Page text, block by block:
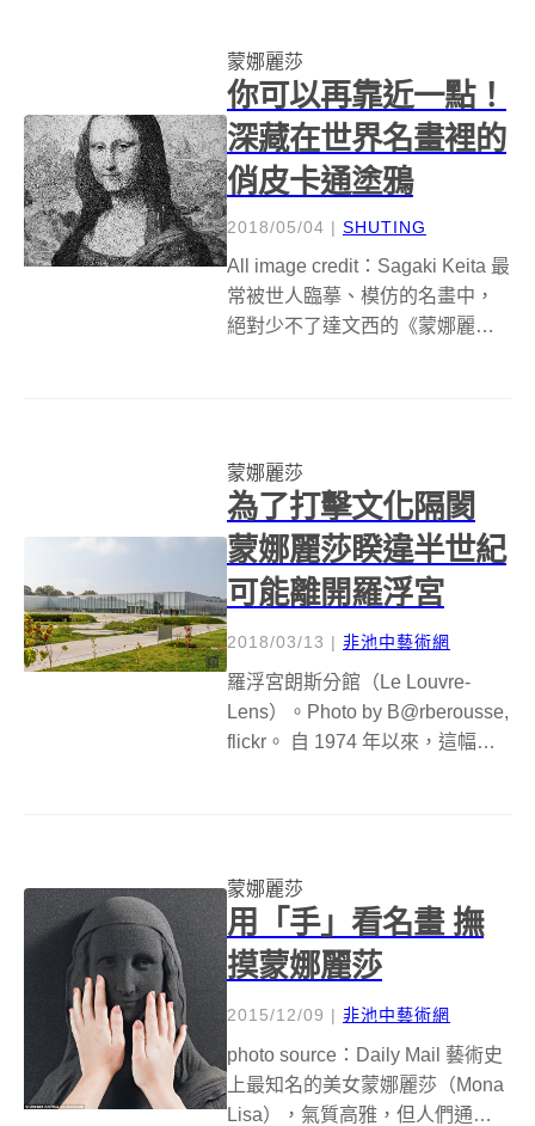
限入住一晚的夢幻房源，可說...
蒙娜麗莎
你可以再靠近一點！
深藏在世界名畫裡的
俏皮卡通塗鴉
2018/05/04 | SHUTING
All image credit：Sagaki Keita 最
常被世人臨摹、模仿的名畫中，
絕對少不了達文西的《蒙娜麗
蒙娜麗莎
為了打擊文化隔閡
蒙娜麗莎睽違半世紀
可能離開羅浮宮
2018/03/13 | 非池中藝術網
羅浮宮朗斯分館（Le Louvre-
Lens）。Photo by B@rberousse,
flickr。 自 1974 年以來，這幅世
蒙娜麗莎
用「手」看名畫 撫
摸蒙娜麗莎
2015/12/09 | 非池中藝術網
photo source：Daily Mail 藝術史
上最知名的美女蒙娜麗莎（Mona
Lisa），氣質高雅，但人們通常只